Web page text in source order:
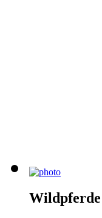
Wildpferde